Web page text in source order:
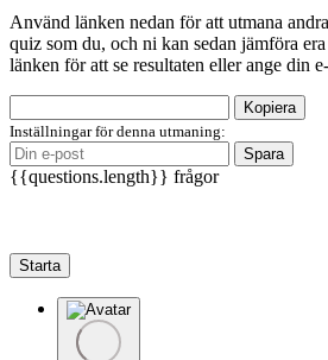
Använd länken nedan för att utmana
quiz som du, och ni kan sedan jämföra
länken för att se resultaten eller ange din
Kopiera
Inställningar för denna utmaning:
Spara
{{questions.length}} frågor
Starta